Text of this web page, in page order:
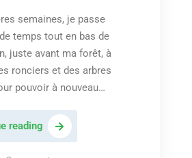
semaines, je passe
temps tout en bas de
juste avant ma forêt, à
ronciers et des arbres
pouvoir à nouveau…
readingLeon
Bridges